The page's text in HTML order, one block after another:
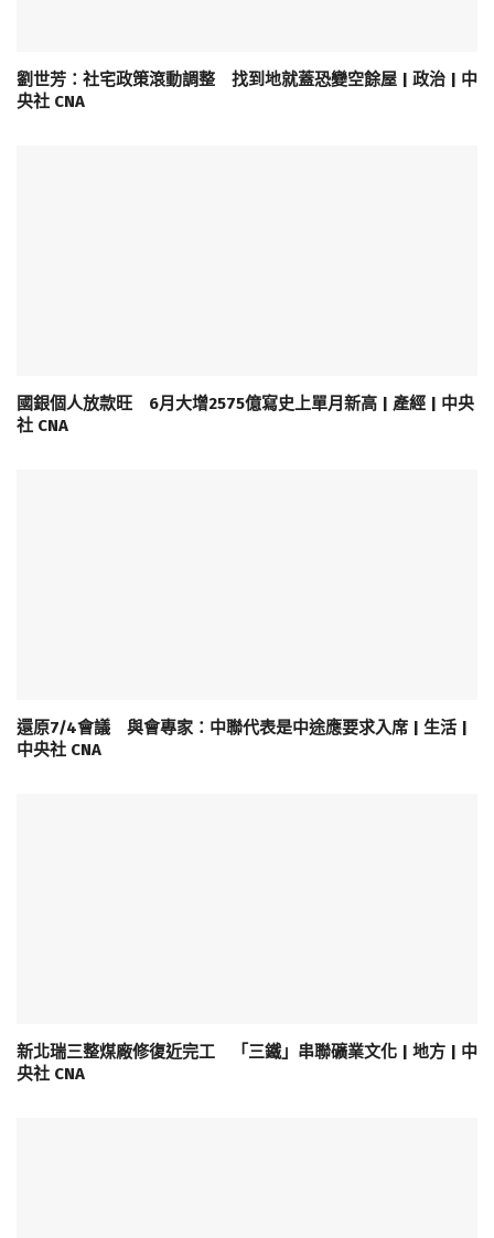
劉世芳：社宅政策滾動調整 找到地就蓋恐變空餘屋 | 政治 | 中
央社 CNA
國銀個人放款旺 6月大增2575億寫史上單月新高 | 產經 | 中央
社 CNA
還原7/4會議 與會專家：中聯代表是中途應要求入席 | 生活 |
中央社 CNA
新北瑞三整煤廠修復近完工 「三鐵」串聯礦業文化 | 地方 | 中
央社 CNA